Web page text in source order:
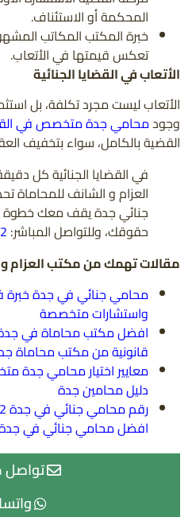
تواصل
المحكمة أو الاستئناف.
خبرة المكتب المكاتب
تعكس قيمتها في الأتعاب.
الأتعاب في القضايا الجنائية
الأتعاب ليست مجرد تكلفة، بل
وجودمحامي جدة متخصص في
القضية بالكامل، سواء بتخفيف
في القضايا الجنائية كل
العزام و الشانف
جنائي جدة يقف معك خطوة
حقوقك، وللتواصل المباشر:
مقالات تهمك من مكتب العزام
محامي جنائي في جدة خبرة
واستشارات متخصصة
افضل مكتب محاماة في
قانونية من مكتب محاماة
معايير اختيار محامي جدة
دليل محامين جدة
افضل محامي جنائي في